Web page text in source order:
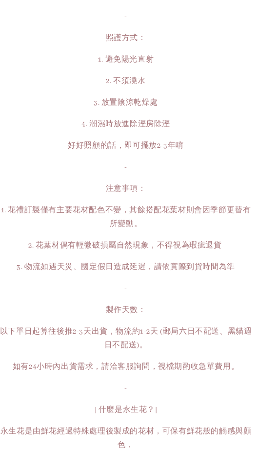
-
照護方式：
1. 避免陽光直射
2. 不須澆水
3. 放置陰涼乾燥處
4. 潮濕時放進除溼房除溼
好好照顧的話，即可擺放2-3年唷
-
注意事項：
1. 花禮訂製僅有主要花材配色不變，其餘搭配花葉材則會因季節更替有
所變動。
2. 花葉材偶有輕微破損屬自然現象，不得視為瑕疵退貨
3. 物流如遇天災、國定假日造成延遲，請依實際到貨時間為準
-
製作天數：
以下單日起算往後推2-3天出貨，物流約1-2天 (郵局六日不配送、黑貓週
日不配送)。
如有24小時內出貨需求，請洽客服詢問，視檔期酌收急單費用。
-
| 什麼是永生花？|
永生花是由鮮花經過特殊處理後製成的花材，可保有鮮花般的觸感與顏
色，